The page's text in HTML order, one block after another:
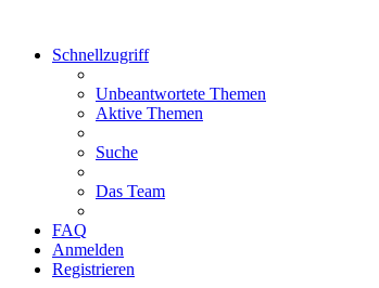
Schnellzugriff
Unbeantwortete Themen
Aktive Themen
Suche
Das Team
FAQ
Anmelden
Registrieren